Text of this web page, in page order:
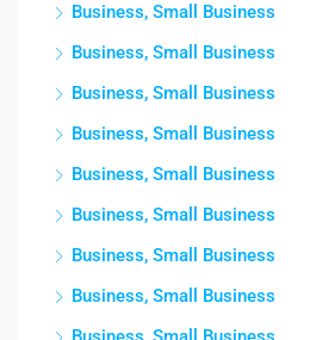
Business, Small Business
Business, Small Business
Business, Small Business
Business, Small Business
Business, Small Business
Business, Small Business
Business, Small Business
Business, Small Business